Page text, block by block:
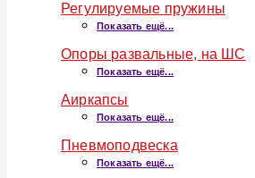
Регулируемые пружины
Показать ещё...
Опоры развальные, на ШС
Показать ещё...
Аиркапсы
Показать ещё...
Пневмоподвеска
Показать ещё...